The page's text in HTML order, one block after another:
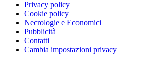
Privacy policy
Cookie policy
Necrologie e Economici
Pubblicità
Contatti
Cambia impostazioni privacy